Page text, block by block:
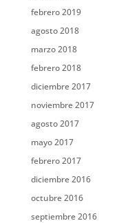
febrero 2019
agosto 2018
marzo 2018
febrero 2018
diciembre 2017
noviembre 2017
agosto 2017
mayo 2017
febrero 2017
diciembre 2016
octubre 2016
septiembre 2016